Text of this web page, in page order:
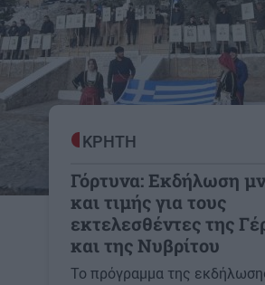
ΚΡΗΤΗ
Γόρτυνα: Εκδήλωση
και τιμής για τους
εκτελεσθέντες της
και της Νυβρίτου
Το πρόγραμμα της